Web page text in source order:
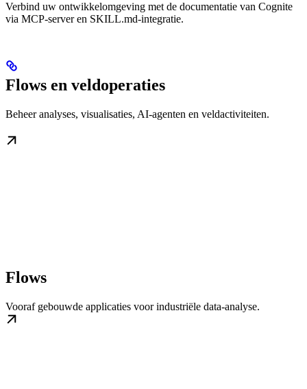
Verbind uw ontwikkelomgeving met de documentatie van Cognite
via MCP-server en SKILL.md-integratie.
Flows en veldoperaties
Beheer analyses, visualisaties, AI-agenten en veldactiviteiten.
Flows
Vooraf gebouwde applicaties voor industriële data-analyse.